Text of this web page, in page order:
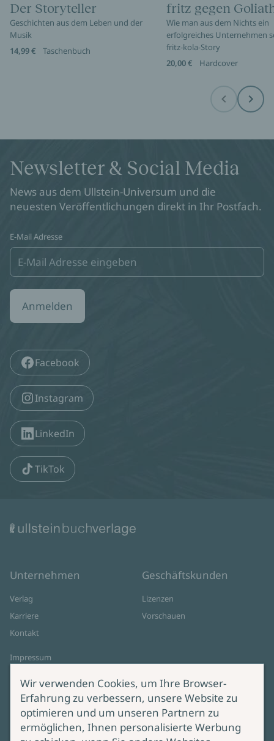
Der Storyteller
Geschichten aus dem Leben und der
Musik
14,99 €
Taschenbuch
fritz gegen
Wie man aus dem Nichts ein
erfolgreiches Unternehmen
fritz-kola-Story
20,00 €
Hardcover
Before Next
Newsletter & Social Media
News aus dem Ullstein-Universum und die
neuesten Veröffentlichungen direkt in Ihr Postfach.
E-Mail Adresse
Anmelden
Facebook
Instagram
LinkedIn
TikTok
Unternehmen
Verlag
Karriere
Kontakt
Impressum
Cookie-Einstellungen
AGB Online Shop
Geschäftskunden
Lizenzen
Vorschauen
Wir verwenden Cookies, um Ihre Browser-
Erfahrung zu verbessern, unsere Website zu
optimieren und um unseren Partnern zu
ermöglichen, Ihnen personalisierte Werbung